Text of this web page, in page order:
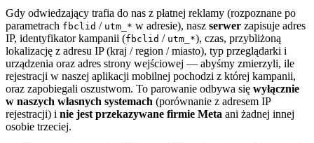
Gdy odwiedzający trafia do nas z płatnej reklamy (rozpoznane po
parametrach fbclid / utm_* w adresie), nasz serwer zapisuje adres
IP, identyfikator kampanii (fbclid / utm_*), czas, przybliżoną
lokalizację z adresu IP (kraj / region / miasto), typ przeglądarki i
urządzenia oraz adres strony wejściowej — abyśmy zmierzyli, ile
rejestracji w naszej aplikacji mobilnej pochodzi z której kampanii,
oraz zapobiegali oszustwom. To parowanie odbywa się wyłącznie
w naszych własnych systemach (porównanie z adresem IP
rejestracji) i nie jest przekazywane firmie Meta ani żadnej innej
osobie trzeciej.